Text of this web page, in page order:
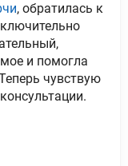
, обратилась к
и помогла
чувствую